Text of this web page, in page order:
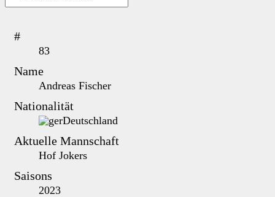
#
83
Name
Andreas Fischer
Nationalität
Deutschland
Aktuelle Mannschaft
Hof Jokers
Saisons
2023